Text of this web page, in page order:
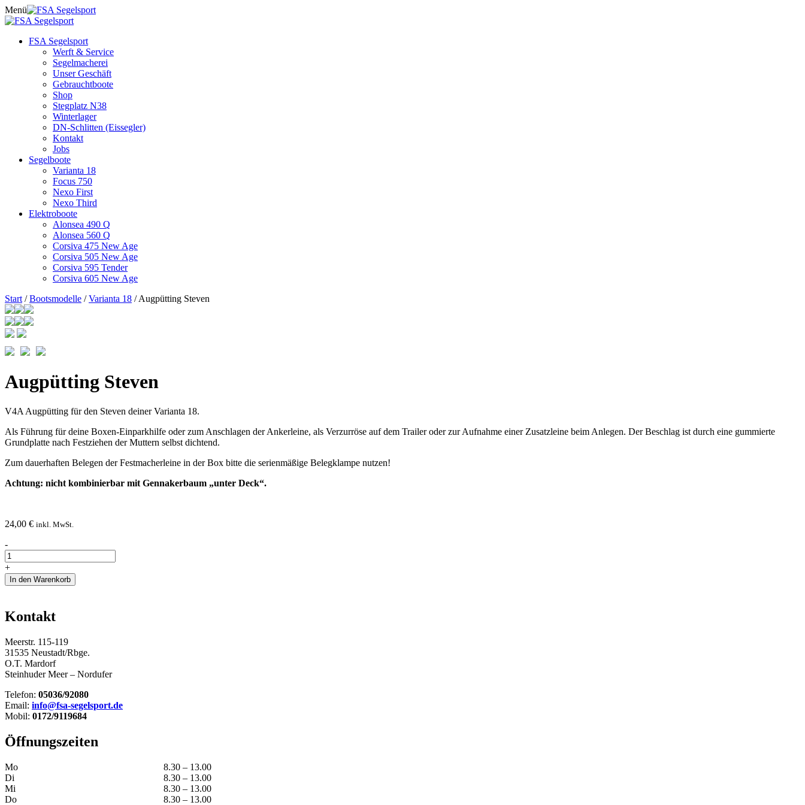
Skip
to
Menü
FSA Segelsport
Werft & Service
Segelmacherei
Unser Geschäft
Gebrauchtboote
Shop
Stegplatz N38
Winterlager
DN-Schlitten (Eissegler)
Kontakt
Jobs
Segelboote
Varianta 18
Focus 750
Nexo First
Nexo Third
Elektroboote
Alonsea 490 Q
Alonsea 560 Q
Corsiva 475 New Age
Corsiva 505 New Age
Corsiva 595 Tender
Corsiva 605 New Age
Start /Bootsmodelle /Varianta 18 / Augpütting Steven
Augpütting Steven
V4A Augpütting für den Steven deiner Varianta 18.
Als Führung für deine Boxen-Einparkhilfe oder zum Anschlagen der Ankerleine, als Verzurröse auf dem Trailer oder zur Aufnahme einer Zusatzleine beim Anlegen. Der Beschlag ist durch eine gummierte
Grundplatte nach Festziehen der Muttern selbst dichtend.
Zum dauerhaften Belegen der Festmacherleine in der Box bitte die serienmäßige Belegklampe nutzen!
Achtung: nicht kombinierbar mit Gennakerbaum „unter Deck“.
24,00 € inkl. MwSt.
Augpütting
Steven
Menge
-
+
In den Warenkorb
Kontakt
Meerstr. 115-119
31535 Neustadt/Rbge.
O.T. Mardorf
Steinhuder Meer – Nordufer
Telefon: 05036/92080
Email: info@fsa-segelsport.de
Mobil: 0172/9119684
Öffnungszeiten
Mo
8.30 – 13.00
Di
8.30 – 13.00
Mi
8.30 – 13.00
Do
8.30 – 13.00